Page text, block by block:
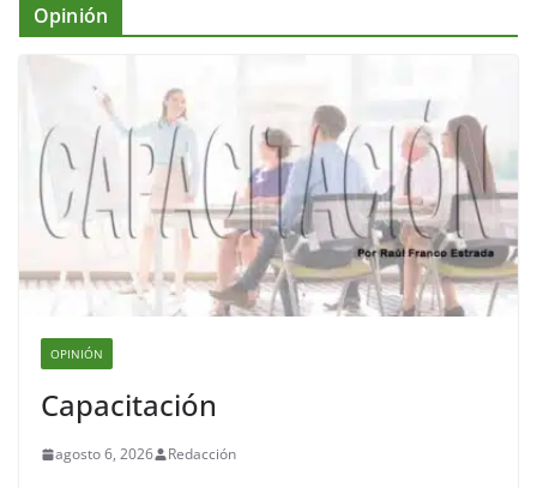
Opinión
OPINIÓN
Capacitación
agosto 6, 2026 Redacción